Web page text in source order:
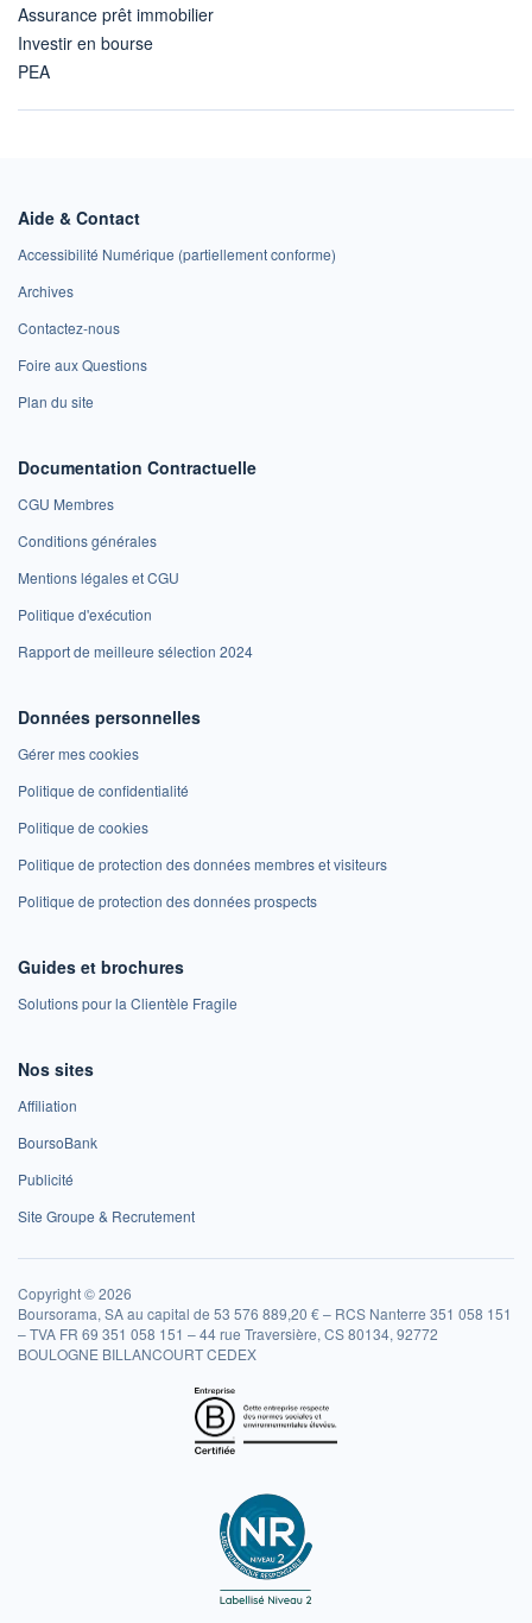
Assurance prêt immobilier
Investir en bourse
PEA
Aide & Contact
Accessibilité Numérique (partiellement conforme)
Archives
Contactez-nous
Foire aux Questions
Plan du site
Documentation Contractuelle
CGU Membres
Conditions générales
Mentions légales et CGU
Politique d'exécution
Rapport de meilleure sélection 2024
Données personnelles
Gérer mes cookies
Politique de confidentialité
Politique de cookies
Politique de protection des données membres et visiteurs
Politique de protection des données prospects
Guides et brochures
Solutions pour la Clientèle Fragile
Nos sites
Affiliation
BoursoBank
Publicité
Site Groupe & Recrutement
Copyright © 2026
Boursorama, SA au capital de 53 576 889,20 € – RCS Nanterre 351 058 151
– TVA FR 69 351 058 151 – 44 rue Traversière, CS 80134, 92772
BOULOGNE BILLANCOURT CEDEX